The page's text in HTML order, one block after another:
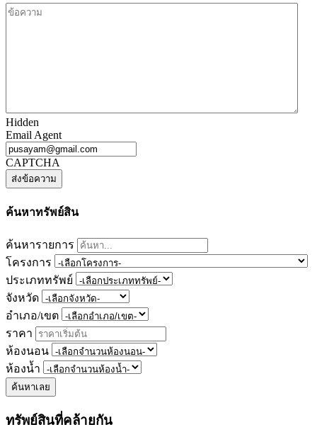
Hidden
Email Agent
CAPTCHA
ค้นหาทรัพย์สิน
ค้นหารายการ
โครงการ
ประเภททรัพย์
จังหวัด
อำเภอ/เขต
ราคา
ห้องนอน
ห้องน้ำ
ค้นหาเลย
ทรัพย์สินที่คล้ายกัน